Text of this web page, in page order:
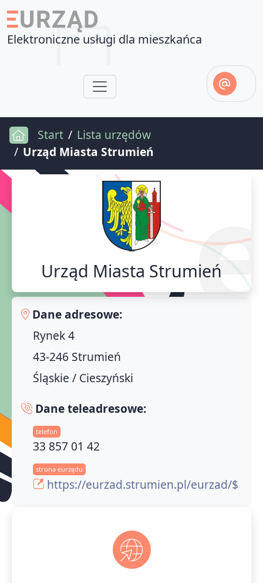
Elektroniczne usługi dla mieszkańca
Start
Lista urzędów
Urząd Miasta Strumień
Urząd Miasta Strumień
Dane adresowe:
Rynek 4
43-246 Strumień
Śląskie / Cieszyński
Dane teleadresowe:
telefon
33 857 01 42
strona eurzędu
https://eurzad.strumien.pl/eurzad/$